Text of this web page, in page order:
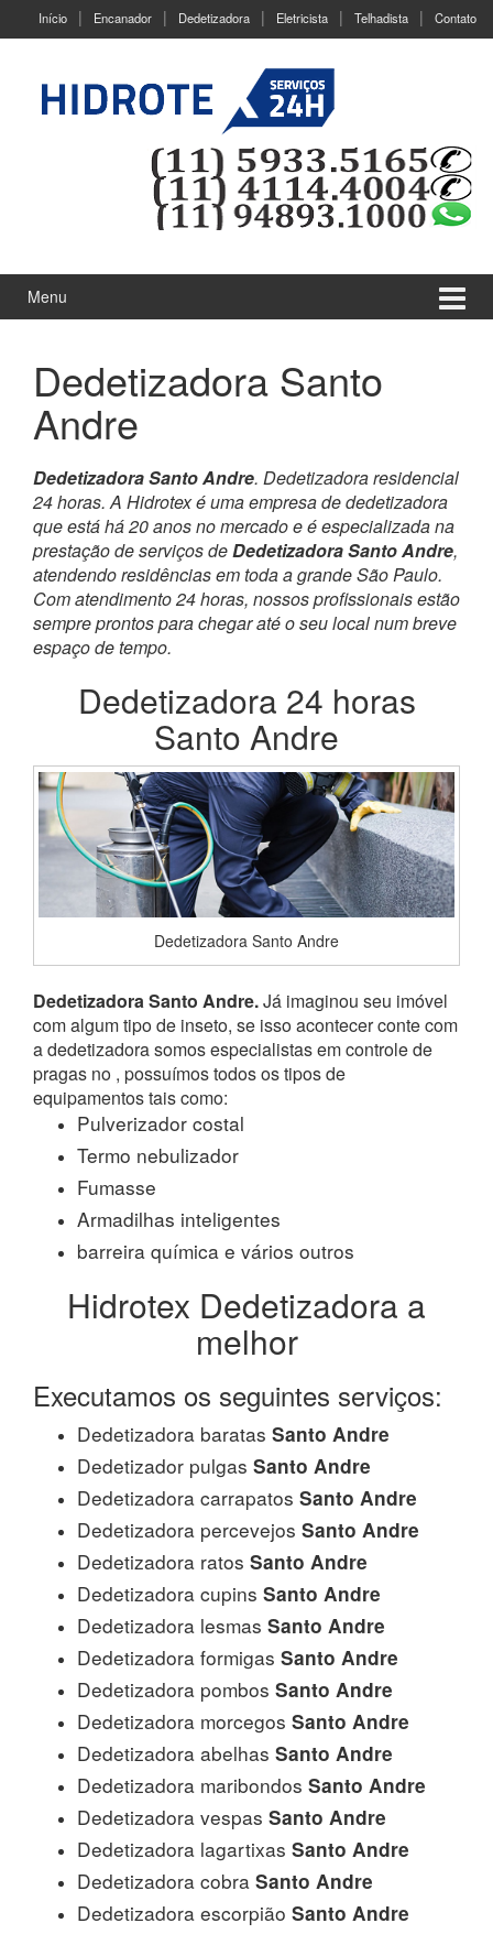
Início Encanador Dedetizadora Eletricista Telhadista Contato
Menu
Dedetizadora Santo
Andre
Dedetizadora Santo Andre. Dedetizadora residencial
24 horas. A Hidrotex é uma empresa de dedetizadora
que está há 20 anos no mercado e é especializada na
prestação de serviços deDedetizadora Santo Andre,
atendendo residências em toda a grande São Paulo.
Com atendimento 24 horas, nossos profissionais estão
sempre prontos para chegar até o seu local num breve
espaço de tempo.
Dedetizadora 24 horas
Santo Andre
Dedetizadora Santo Andre
Dedetizadora Santo Andre.Já imaginou seu imóvel
com algum tipo de inseto, se isso acontecer conte com
a dedetizadora somos especialistas em controle de
pragas no , possuímos todos os tipos de
equipamentos tais como:
Pulverizador costal
Termo nebulizador
Fumasse
Armadilhas inteligentes
barreira química e vários outros
Hidrotex Dedetizadora a
melhor
Executamos os seguintes serviços:
Dedetizadora baratas Santo Andre
Dedetizador pulgas Santo Andre
Dedetizadora carrapatos Santo Andre
Dedetizadora percevejos Santo Andre
Dedetizadora ratos Santo Andre
Dedetizadora cupins Santo Andre
Dedetizadora lesmas Santo Andre
Dedetizadora formigas Santo Andre
Dedetizadora pombos Santo Andre
Dedetizadora morcegos Santo Andre
Dedetizadora abelhas Santo Andre
Dedetizadora maribondos Santo Andre
Dedetizadora vespas Santo Andre
Dedetizadora lagartixas Santo Andre
Dedetizadora cobra Santo Andre
Dedetizadora escorpião Santo Andre